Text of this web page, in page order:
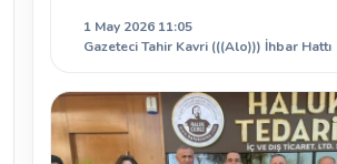
1 May 2026 11:05
Gazeteci Tahir Kavri (((Alo))) İhbar Hattı